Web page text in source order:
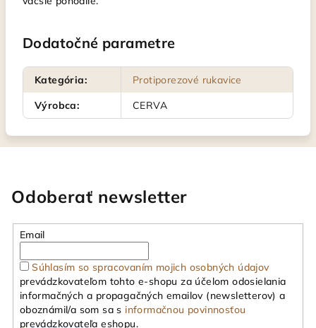
Dodatočné parametre
Kategória:
Protiporezové rukavice
Výrobca: CERVA
Odoberať newsletter
Email
Súhlasím so spracovaním mojich osobných údajov
prevádzkovateľom tohto e-shopu za účelom odosielania
informačných a propagačných emailov (newsletterov) a
oboznámil/a som sa s informačnou povinnosťou
prevádzkovateľa eshopu.